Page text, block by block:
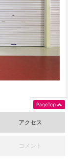
アクセス
コメント
PageTop